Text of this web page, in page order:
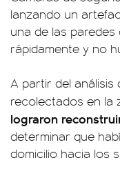
lanzando un
una de las
rápidamente y no
A partir del análisis
recolectados en la
lograron
determinar que
domicilio hacia los